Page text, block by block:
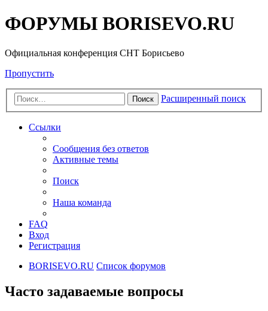
ФОРУМЫ BORISEVO.RU
Официальная конференция СНТ Борисьево
Пропустить
Поиск Расширенный поиск
Ссылки
Сообщения без ответов
Активные темы
Поиск
Наша команда
FAQ
Вход
Регистрация
BORISEVO.RU Список форумов
Часто задаваемые вопросы